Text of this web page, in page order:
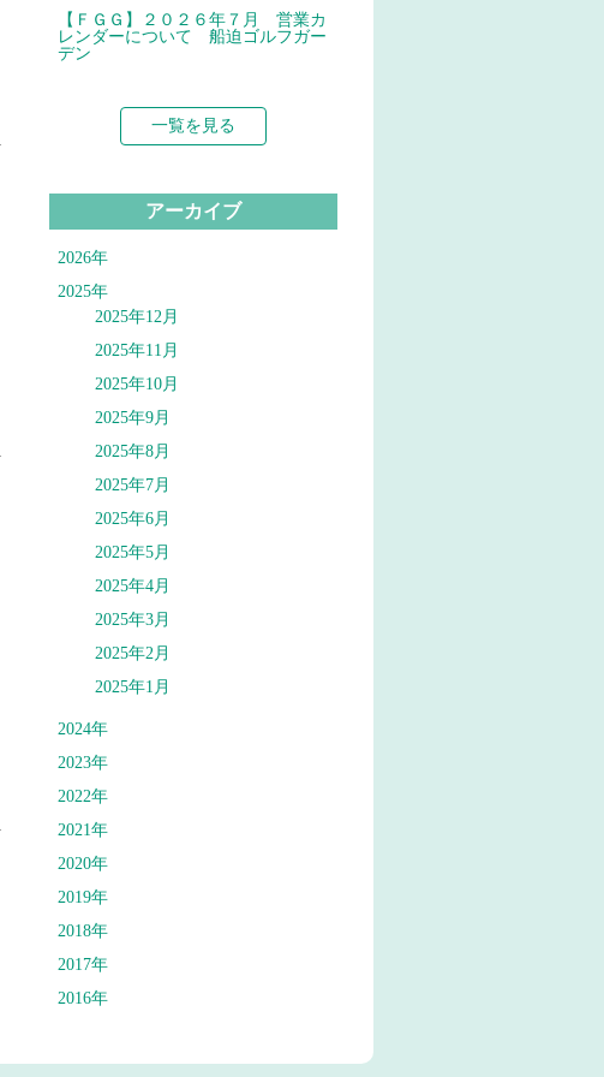
【ＦＧＧ】２０２６年７月 営業カ
レンダーについて 船迫ゴルフガー
デン
一覧を見る
アーカイブ
2026年
2025年
2025年12月
2025年11月
2025年10月
2025年9月
2025年8月
2025年7月
2025年6月
2025年5月
2025年4月
2025年3月
2025年2月
2025年1月
2024年
2023年
2022年
2021年
2020年
2019年
2018年
2017年
2016年